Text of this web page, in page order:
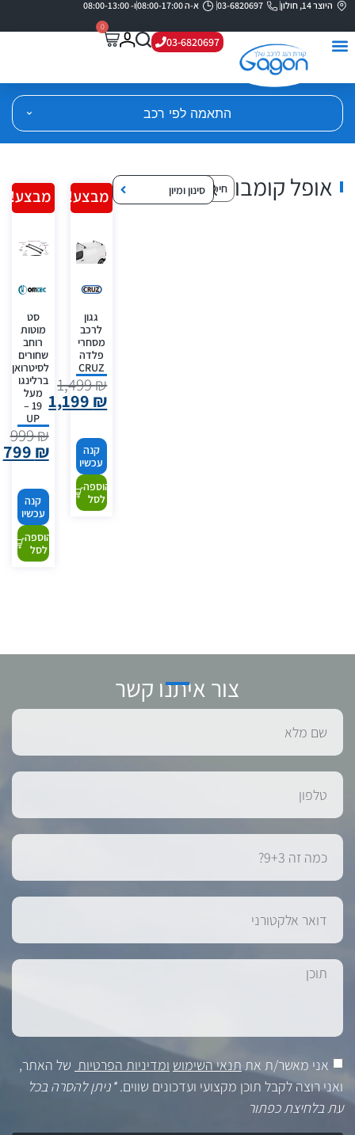
היוצר 14, חולון 03-6820697 א-ה 08:00-17:00 ו- 08:00-13:00
03-6820697
0
התאמה לפי רכב
אופל קומבו סינון ומיון
גגון
לרכב
מסחרי
פלדה
CRUZ
1,499₪
1,199 ₪
קנה
עכשיו
הוספה
לסל
מבצע!
סט
מוטות
רוחב
שחורים
לסיטרואן
ברלינגו
מעל
19 –
UP
999₪
799 ₪
קנה
עכשיו
הוספה
לסל
מבצע!
צור איתנו קשר
אני מאשר/ת את תנאי השימוש ומדיניות הפרטיות של האתר,
ואני רוצה לקבל תוכן מקצועי ועדכונים שווים.*ניתן להסרה בכל
עת בלחיצת כפתור